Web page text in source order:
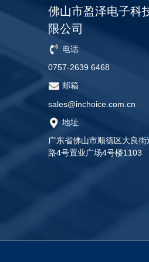
佛山市盈泽电子科
限公司
电话
0757-2639 6468
邮箱
sales@inchoice.com.cn
地址
广东省佛山市顺德区大良街
路4号置业广场4号楼1103